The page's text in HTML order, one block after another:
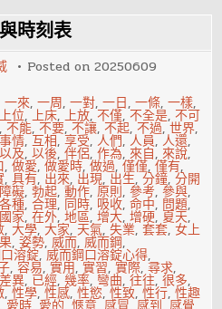
時刻表
Posted on20250609
一來,一周,一對,一日,一條,一樣,
上位,上床,上放,不僅,不全是,不可
,不能,不要,不讓,不起,不過,世界,
事情,互相,享受,人們,人員,人還,
以及,以後,伴侶,作為,來自,來說,
,做愛,做愛時,做過,僅僅,僅有,
,具有, 出來, 出現, 出生,分鐘,分開
礙,勃起,動作,原則,參考,參與,
各種,合理, 同時, 吸收,命中, 問題,
國家,在外,地區,增大,增硬, 夏天,
,大學,大家, 天氣,失業,套套,女上
,姿勢,威而,威而鋼,
溶錠,威而鋼口溶錠心得,
,容易,實用,實習,實際,尋求,
差異, 已經,幾率, 彎曲,往往,很多,
,性學,性感,性慾,性致,性行,性趣